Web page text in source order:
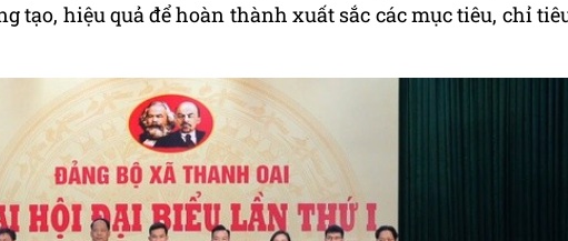
tạo, hiệu quả để hoàn thành xuất sắc các mục tiêu, chỉ